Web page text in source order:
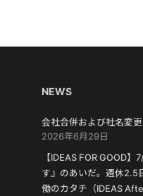
NEWS
会社合併および社名変
2026年6月29日
【IDEAS FOR GOOD
す』のあいだ。週休2.5
働のカタチ（IDEAS